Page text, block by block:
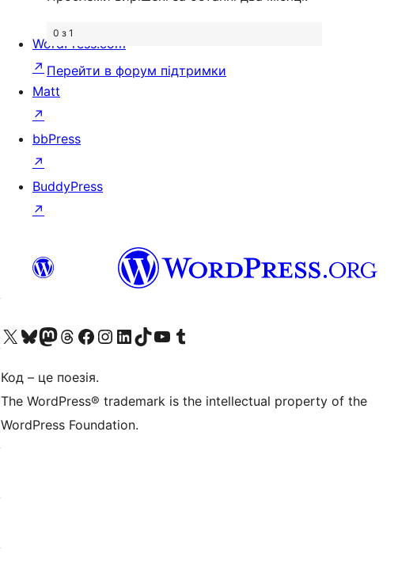
0 з 1
Перейти в форум підтримки
WordPress.com
↗
Matt
↗
bbPress
↗
BuddyPress
↗
Visit our X (formerly Twitter) account
Visit our Bluesky account
Завітайте до нашої стрічки в Mastodon
Visit our Threads account
Завітайте на нашу сторінку в Facebook
Visit our Instagram account
Visit our LinkedIn account
Visit our TikTok account
Visit our YouTube channel
Visit our Tumblr account
Код – це поезія.
The WordPress® trademark is the intellectual property of the
WordPress Foundation.